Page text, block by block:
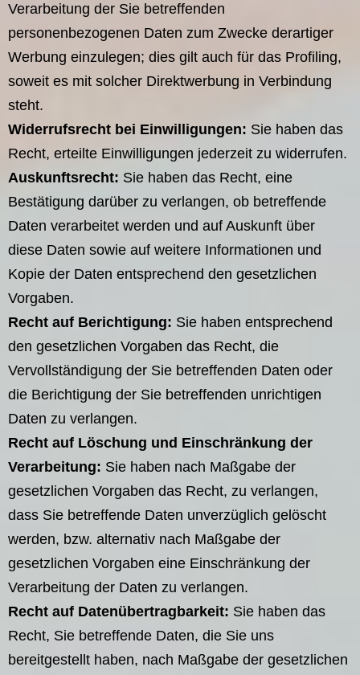
Verarbeitung der Sie betreffenden
personenbezogenen Daten zum Zwecke derartiger
Werbung einzulegen; dies gilt auch für das Profiling,
soweit es mit solcher Direktwerbung in Verbindung
steht.
Widerrufsrecht bei Einwilligungen: Sie haben das
Recht, erteilte Einwilligungen jederzeit zu widerrufen.
Auskunftsrecht: Sie haben das Recht, eine
Bestätigung darüber zu verlangen, ob betreffende
Daten verarbeitet werden und auf Auskunft über
diese Daten sowie auf weitere Informationen und
Kopie der Daten entsprechend den gesetzlichen
Vorgaben.
Recht auf Berichtigung: Sie haben entsprechend
den gesetzlichen Vorgaben das Recht, die
Vervollständigung der Sie betreffenden Daten oder
die Berichtigung der Sie betreffenden unrichtigen
Daten zu verlangen.
Recht auf Löschung und Einschränkung der
Verarbeitung: Sie haben nach Maßgabe der
gesetzlichen Vorgaben das Recht, zu verlangen,
dass Sie betreffende Daten unverzüglich gelöscht
werden, bzw. alternativ nach Maßgabe der
gesetzlichen Vorgaben eine Einschränkung der
Verarbeitung der Daten zu verlangen.
Recht auf Datenübertragbarkeit: Sie haben das
Recht, Sie betreffende Daten, die Sie uns
bereitgestellt haben, nach Maßgabe der gesetzlichen